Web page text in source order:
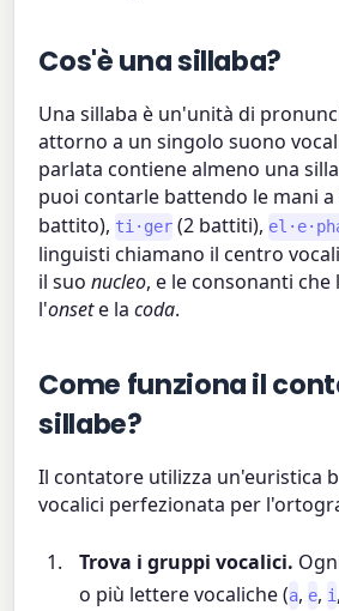
Cos'è una sillaba?
Una sillaba è un'unità di
attorno a un singolo suono
parlata contiene almeno una
puoi contarle battendo le mani
battito), ti·ger (2 battiti),
linguisti chiamano il centro
il suonucleo, e le consonanti
l'onsete lacoda.
Come funziona il
sillabe?
Il contatore utilizza un'euristica
vocalici perfezionata per
Trova i gruppi vocalici.
o più lettere vocaliche (a, e, i ,